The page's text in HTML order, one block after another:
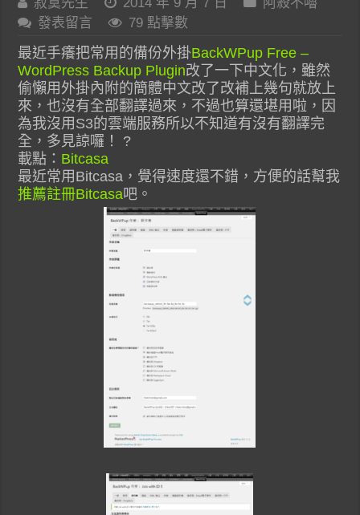
發表留言
79 點擊數
最近手癢把常用的備份外掛BackWPup Free –
WordPress Backup Plugin改了一下中文化，雖然
偷懶用外掛內附的簡體中文改了改補上幾句就放上
來，也沒有全部翻譯過來，不過也算還堪用啦，因
為我沒用S3的雲端服務所以不知道有沒有翻譯完
全，多見諒囉！ ?
載點： Bitcasa
最近常用Bitcasa，覺得速度還不錯，方便的話幫我
推薦註冊Bitcasa吧。